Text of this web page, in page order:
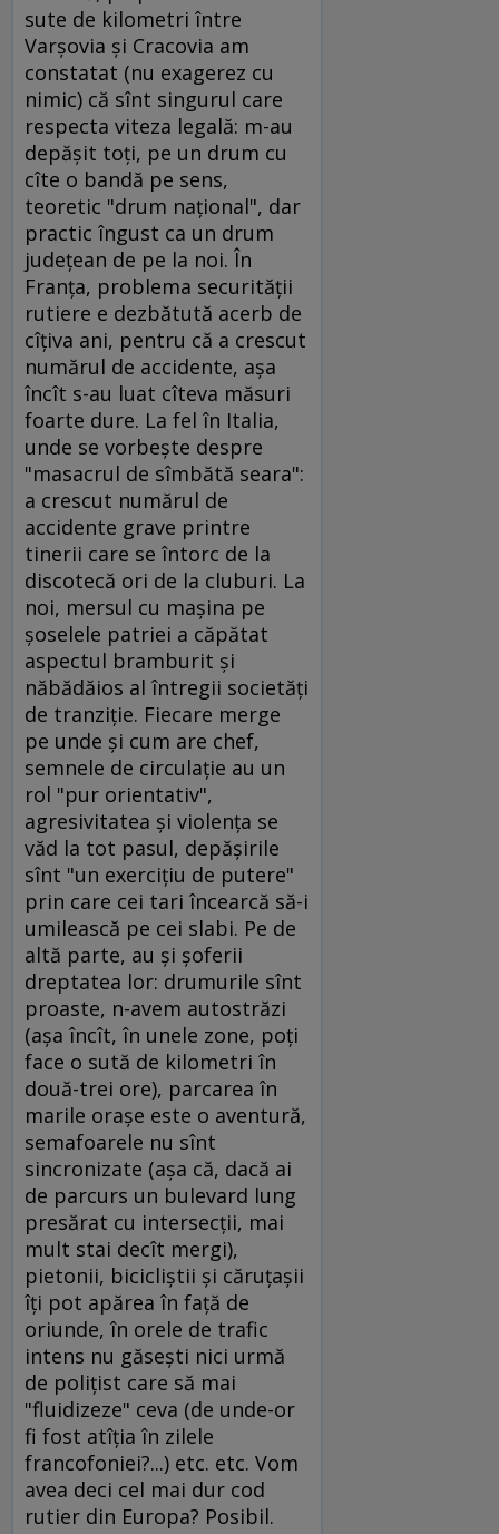
sute de kilometri între
Varşovia şi Cracovia am
constatat (nu exagerez cu
nimic) că sînt singurul care
respecta viteza legală: m-au
depăşit toţi, pe un drum cu
cîte o bandă pe sens,
teoretic "drum naţional", dar
practic îngust ca un drum
judeţean de pe la noi. În
Franţa, problema securităţii
rutiere e dezbătută acerb de
cîţiva ani, pentru că a crescut
numărul de accidente, aşa
încît s-au luat cîteva măsuri
foarte dure. La fel în Italia,
unde se vorbeşte despre
"masacrul de sîmbătă seara":
a crescut numărul de
accidente grave printre
tinerii care se întorc de la
discotecă ori de la cluburi. La
noi, mersul cu maşina pe
şoselele patriei a căpătat
aspectul bramburit şi
năbădăios al întregii societăţi
de tranziţie. Fiecare merge
pe unde şi cum are chef,
semnele de circulaţie au un
rol "pur orientativ",
agresivitatea şi violenţa se
văd la tot pasul, depăşirile
sînt "un exerciţiu de putere"
prin care cei tari încearcă să-i
umilească pe cei slabi. Pe de
altă parte, au şi şoferii
dreptatea lor: drumurile sînt
proaste, n-avem autostrăzi
(aşa încît, în unele zone, poţi
face o sută de kilometri în
două-trei ore), parcarea în
marile oraşe este o aventură,
semafoarele nu sînt
sincronizate (aşa că, dacă ai
de parcurs un bulevard lung
presărat cu intersecţii, mai
mult stai decît mergi),
pietonii, bicicliştii şi căruţaşii
îţi pot apărea în faţă de
oriunde, în orele de trafic
intens nu găseşti nici urmă
de poliţist care să mai
"fluidizeze" ceva (de unde-or
fi fost atîţia în zilele
francofoniei?...) etc. etc. Vom
avea deci cel mai dur cod
rutier din Europa? Posibil.